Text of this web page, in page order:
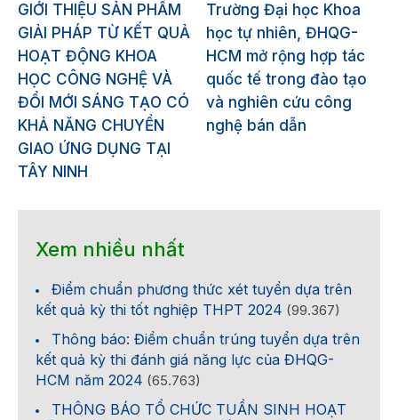
GIỚI THIỆU SẢN PHẨM
GIẢI PHÁP TỪ KẾT QUẢ
HOẠT ĐỘNG KHOA
HỌC CÔNG NGHỆ VÀ
ĐỔI MỚI SÁNG TẠO CÓ
KHẢ NĂNG CHUYỂN
GIAO ỨNG DỤNG TẠI
TÂY NINH
Trường Đại học Khoa
học tự nhiên, ĐHQG-
HCM mở rộng hợp tác
quốc tế trong đào tạo
và nghiên cứu công
nghệ bán dẫn
Xem nhiều nhất
Điểm chuẩn phương thức xét tuyển dựa trên
kết quả kỳ thi tốt nghiệp THPT 2024 (99.367)
Thông báo: Điểm chuẩn trúng tuyển dựa trên
kết quả kỳ thi đánh giá năng lực của ĐHQG-
HCM năm 2024 (65.763)
THÔNG BÁO TỔ CHỨC TUẦN SINH HOẠT